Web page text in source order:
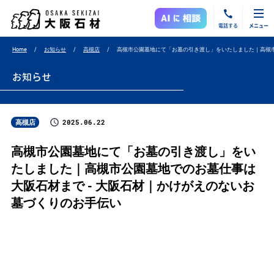
電話する メニュー
Home お知らせ 高槻店 高槻市公園墓地にて「お墓の引き渡し」をいたしました｜高
お知らせ
高槻店 2025.06.22
高槻市公園墓地にて「お墓の引き渡し」をい
たしました｜高槻市公園墓地でのお墓仕事は
大阪石材まで - 大阪石材｜かけがえのないお
墓づくりのお手伝い